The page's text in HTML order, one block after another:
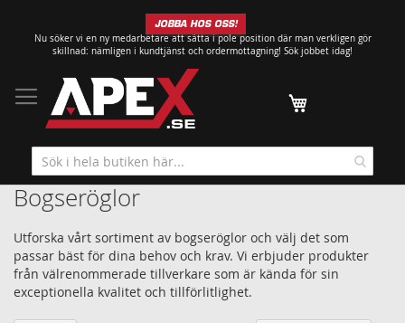
till
innehållet
JOBBA HOS OSS!
Nu söker vi en ny medarbetare att sätta i pole position där man verkligen gör
skillnad: nämligen i kundtjänst och ordermottagning! Sök jobbet idag!
Min kundvagn
Bogseröglor
Utforska vårt sortiment av bogseröglor och välj det som
passar bäst för dina behov och krav. Vi erbjuder produkter
från välrenommerade tillverkare som är kända för sin
exceptionella kvalitet och tillförlitlighet.